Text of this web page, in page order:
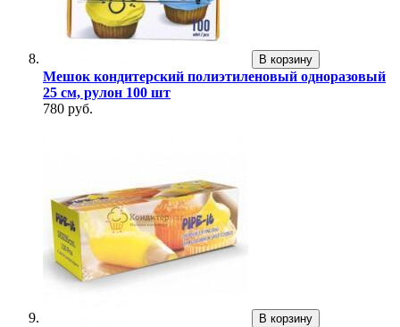
В корзину
Мешок кондитерский полиэтиленовый одноразовый
25 см, рулон 100 шт
780 руб.
В корзину